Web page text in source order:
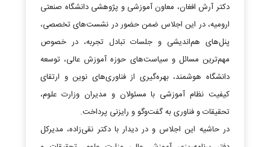
دکتر آرش افغان، معاون آموزشی و پژوهشی دانشگاه صنعتی
ارومیه، در این اجلاس ضمن حضور در نشست‌های تخصصی،
پنل‌های هم‌اندیشی و جلسات تبادل تجربه، در خصوص
مهم‌ترین مسائل و سیاست‌های حوزه آموزش عالی، توسعه
دانشگاه هوشمند، بهره‌گیری از فناوری‌های نوین و ارتقای
کیفیت نظام آموزشی با مسئولان و مدیران وزارت علوم،
تحقیقات و فناوری به گفت‌وگو و رایزنی پرداخت.
در حاشیه این اجلاس و در دیدار با دکتر نقی‌زاده، مدیرکل